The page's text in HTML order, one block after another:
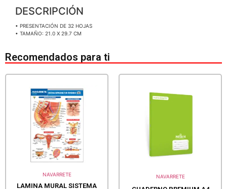
DESCRIPCIÓN
• PRESENTACIÓN DE 32 HOJAS
• TAMAÑO: 21.0 X 29.7 CM
Recomendados para ti
NAVARRETE
LAMINA MURAL SISTEMA
NAVARRETE